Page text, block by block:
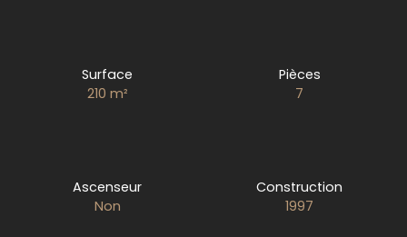
Surface
210 m²
Pièces
7
Ascenseur
Non
Construction
1997